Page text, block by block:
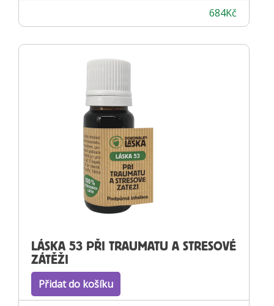
684Kč
LÁSKA 53 PŘI TRAUMATU A STRESOVÉ
ZÁTĚŽI
Přidat do košíku